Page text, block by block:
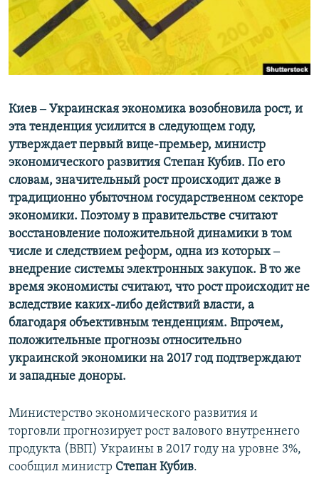
ПОБЕДИТЕЛЕЙ НЕ СУДЯТ?
КРЫМ.НЕПОКОРЕННЫЙ
ПРИСОЕДИНЯЙТЕСЬ!
Все сайты RFE/RL
Киев ‒ Украинская экономика возобновила рост, и
эта тенденция усилится в следующем году,
утверждает первый вице-премьер, министр
экономического развития Степан Кубив. По его
словам, значительный рост происходит даже в
традиционно убыточном государственном секторе
экономики. Поэтому в правительстве считают
восстановление положительной динамики в том
числе и следствием реформ, одна из которых ‒
внедрение системы электронных закупок. В то же
время экономисты считают, что рост происходит не
вследствие каких-либо действий власти, а
благодаря объективным тенденциям. Впрочем,
положительные прогнозы относительно
украинской экономики на 2017 год подтверждают
и западные доноры.
Министерство экономического развития и
торговли прогнозирует рост валового внутреннего
продукта (ВВП) Украины в 2017 году на уровне 3%,
сообщил министр Степан Кубив.